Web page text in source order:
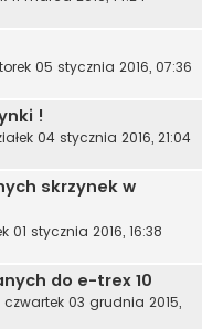
05 stycznia 2016, 07:36
!
04 stycznia 2016, 21:04
skrzynek w
01 stycznia 2016, 16:38
do e-trex 10
czwartek 03 grudnia 2015,